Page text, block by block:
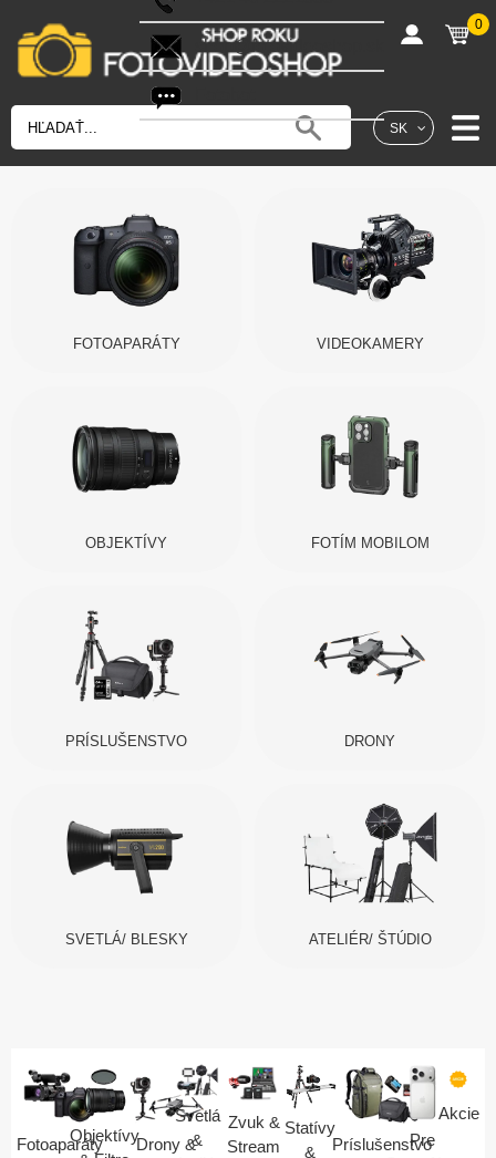
SK
shop@fotovideoshop.sk
0
FOTOAPARÁTY VIDEOKAMERY
OBJEKTÍVY FOTÍM MOBILOM
PRÍSLUŠENSTVO DRONY
SVETLÁ/ BLESKY ATELIÉR/ ŠTÚDIO
FotoaparátyObjektívyDrony &
Svetlá
&
Zvuk &
Stream
Statívy
&
Príslušenstvo
Pre
Akcie